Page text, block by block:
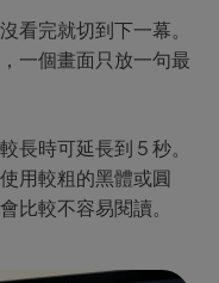
看完就切到下一幕。
一個畫面只放一句最
長時可延長到 5 秒。
用較粗的黑體或圓
比較不容易閱讀。